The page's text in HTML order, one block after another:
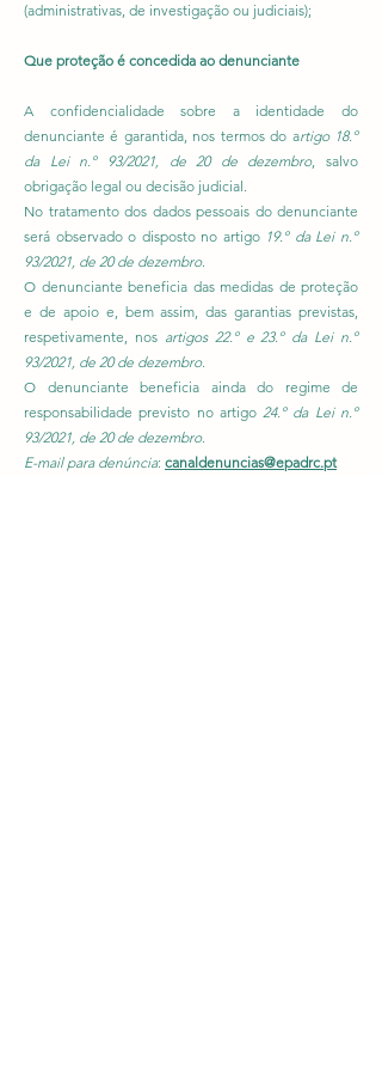
(administrativas, de investigação ou judiciais);
Que proteção é concedida ao denunciante
A confidencialidade sobre a identidade do
denunciante é garantida, nos termos do artigo 18.º
da Lei n.º 93/2021, de 20 de dezembro, salvo
obrigação legal ou decisão judicial.
No tratamento dos dados pessoais do denunciante
será observado o disposto no artigo 19.º da Lei n.º
93/2021, de 20 de dezembro.
O denunciante beneficia das medidas de proteção
e de apoio e, bem assim, das garantias previstas,
respetivamente, nos artigos 22.º e 23.º da Lei n.º
93/2021, de 20 de dezembro.
O denunciante beneficia ainda do regime de
responsabilidade previsto no artigo24.º da Lei n.º
93/2021, de 20 de dezembro.
E-mail para denúncia: canaldenuncias@epadrc.pt